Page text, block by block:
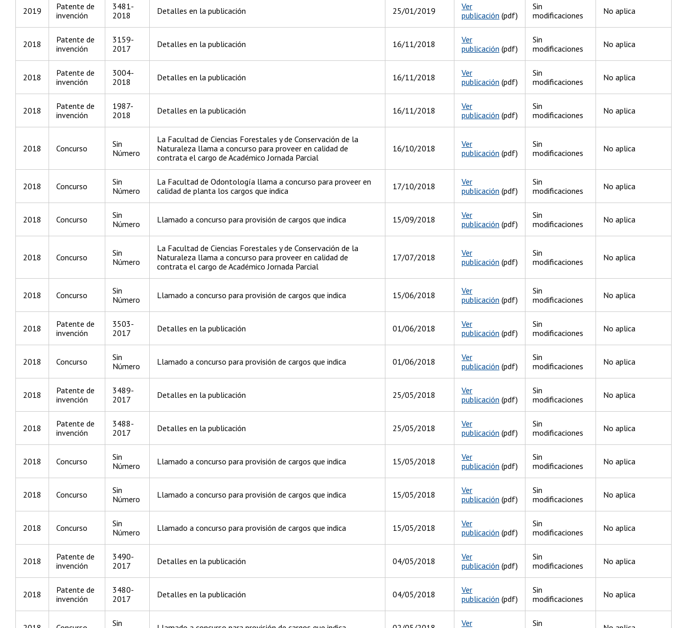
2019
Patente de
invención
3481-
2018
Detalles en la publicación 25/01/2019
Ver
publicación (pdf)
Sin
modificaciones
No aplica
2018
Patente de
invención
3159-
2017
Detalles en la publicación 16/11/2018
Ver
publicación (pdf)
Sin
modificaciones
No aplica
2018
Patente de
invención
3004-
2018
Detalles en la publicación 16/11/2018
Ver
publicación (pdf)
Sin
modificaciones
No aplica
2018
Patente de
invención
1987-
2018
Detalles en la publicación 16/11/2018
Ver
publicación (pdf)
Sin
modificaciones
No aplica
2018 Concurso
Sin
Número
La Facultad de Ciencias Forestales y de Conservación de la
Naturaleza llama a concurso para proveer en calidad de
contrata el cargo de Académico Jornada Parcial
16/10/2018
Ver
publicación (pdf)
Sin
modificaciones
No aplica
2018 Concurso
Sin
Número
La Facultad de Odontología llama a concurso para proveer en
calidad de planta los cargos que indica
17/10/2018
Ver
publicación (pdf)
Sin
modificaciones
No aplica
2018 Concurso
Sin
Número
Llamado a concurso para provisión de cargos que indica 15/09/2018
Ver
publicación (pdf)
Sin
modificaciones
No aplica
2018 Concurso
Sin
Número
La Facultad de Ciencias Forestales y de Conservación de la
Naturaleza llama a concurso para proveer en calidad de
contrata el cargo de Académico Jornada Parcial
17/07/2018
Ver
publicación (pdf)
Sin
modificaciones
No aplica
2018 Concurso
Sin
Número
Llamado a concurso para provisión de cargos que indica 15/06/2018
Ver
publicación (pdf)
Sin
modificaciones
No aplica
2018
Patente de
invención
3503-
2017
Detalles en la publicación 01/06/2018
Ver
publicación (pdf)
Sin
modificaciones
No aplica
2018 Concurso
Sin
Número
Llamado a concurso para provisión de cargos que indica 01/06/2018
Ver
publicación (pdf)
Sin
modificaciones
No aplica
2018
Patente de
invención
3489-
2017
Detalles en la publicación 25/05/2018
Ver
publicación (pdf)
Sin
modificaciones
No aplica
2018
Patente de
invención
3488-
2017
Detalles en la publicación 25/05/2018
Ver
publicación (pdf)
Sin
modificaciones
No aplica
2018 Concurso
Sin
Número
Llamado a concurso para provisión de cargos que indica 15/05/2018
Ver
publicación (pdf)
Sin
modificaciones
No aplica
2018 Concurso
Sin
Número
Llamado a concurso para provisión de cargos que indica 15/05/2018
Ver
publicación (pdf)
Sin
modificaciones
No aplica
2018 Concurso
Sin
Número
Llamado a concurso para provisión de cargos que indica 15/05/2018
Ver
publicación (pdf)
Sin
modificaciones
No aplica
2018
Patente de
invención
3490-
2017
Detalles en la publicación 04/05/2018
Ver
publicación (pdf)
Sin
modificaciones
No aplica
2018
Patente de
invención
3480-
2017
Detalles en la publicación 04/05/2018
Ver
publicación (pdf)
Sin
modificaciones
No aplica
Sin
Ver
Sin